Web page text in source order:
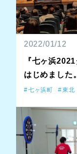
2022/01/12
『七ヶ浜
はじめました
七ヶ浜町 東北